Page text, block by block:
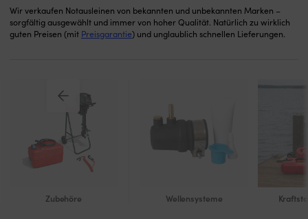
Wir verkaufen Notausleinen von bekannten und unbekannten Marken –
sorgfältig ausgewählt und immer von hoher Qualität. Natürlich zu wirklich
guten Preisen (mit Preisgarantie) und unglaublich schnellen Lieferungen.
Zubehöre Wellensysteme